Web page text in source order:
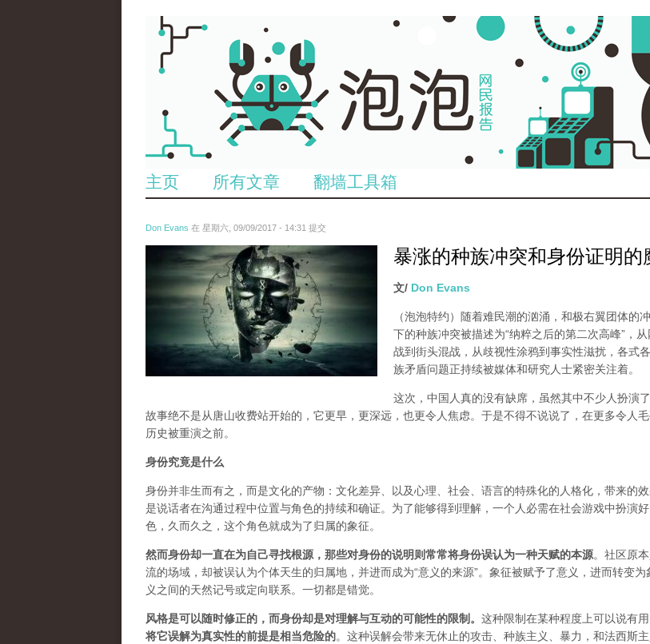
主页 所有文章 翻墙工具箱
Don Evans 在 星期六, 09/09/2017 - 14:31 提交
wechatimg1085.jpeg 暴涨的种族冲突和身份证明的
文/ Don Evans
（泡泡特约） 随着难民潮的汹涌，和极右翼团体的
下的种族冲突被描述为“纳粹之后的第二次高峰”，
战到街头混战，从歧视性涂鸦到事实性滋扰，各式
族矛盾问题正持续被媒体和研究人士紧密关注着。
这次，中国人真的没有缺席，虽然其中不少人扮演了
故事绝不是从唐山收费站开始的，它更早，更深远，也更令人焦虑。于是不得不说说了，在更多令人
历史被重演之前。
身份究竟是什么
身份并非生而有之，而是文化的产物：文化差异、以及心理、社会、语言的特殊化的人格化，带来的
是说话者在沟通过程中位置与角色的持续和确证。为了能够得到理解，一个人必需在社会游戏中扮演
色，久而久之，这个角色就成为了归属的象征。
然而身份却一直在为自己寻找根源，那些对身份的说明则常常将身份误认为一种天赋的本源。 社区原
流的场域，却被误认为个体天生的归属地，并进而成为“意义的来源”。象征被赋予了意义，进而转变为
义之间的天然记号或定向联系。一切都是错觉。
风格是可以随时修正的，而身份却是对理解与互动的可能性的限制。 这种限制在某种程度上可以说有
将它误解为真实性的前提是相当危险的。这种误解会带来无休止的攻击、种族主义、暴力，和法西斯